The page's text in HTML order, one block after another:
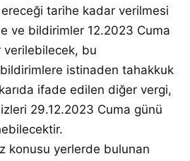
tarihe kadar verilmesi
ve bildirimler 12.2023 Cuma
bu
istinaden tahakkuk
ifade edilen diğer vergi,
29.12.2023 Cuma günü
konusu yerlerde bulunan